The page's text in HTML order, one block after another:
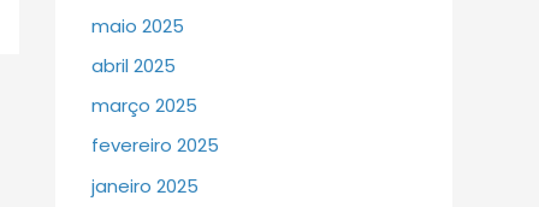
maio 2025
abril 2025
março 2025
fevereiro 2025
janeiro 2025